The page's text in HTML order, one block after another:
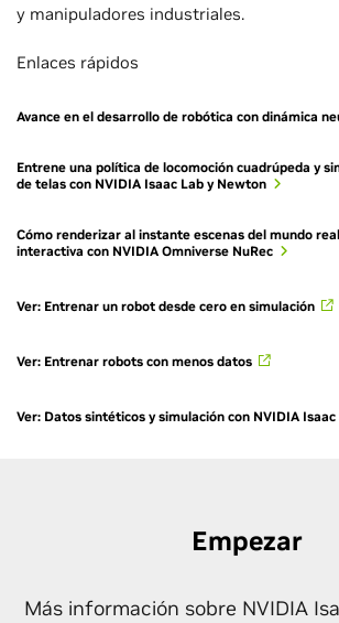
y manipuladores industriales.
Enlaces rápidos
Avance en el desarrollo de robótica con dinámica
Entrene una política de locomoción cuadrúpeda y
de telas con NVIDIA Isaac Lab y Newton
Cómo renderizar al instante escenas del mundo
interactiva con NVIDIA Omniverse NuRec
Ver: Entrenar un robot desde cero en simulación
Ver: Entrenar robots con menos datos
Ver: Datos sintéticos y simulación con NVIDIA Isaac
Empezar
Más información sobre NVIDIA